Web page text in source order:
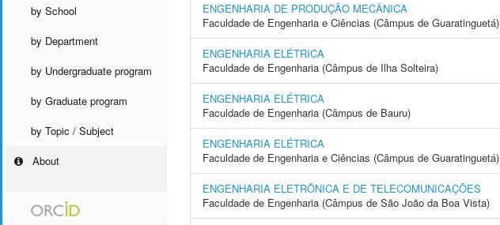
by School
by Department
by Undergraduate program
by Graduate program
by Topic / Subject
About
ENGENHARIA DE PRODUÇÃO MECÂNICA
Faculdade de Engenharia e Ciências (Câmpus de Guaratinguetá)
ENGENHARIA ELÉTRICA
Faculdade de Engenharia (Câmpus de Ilha Solteira)
ENGENHARIA ELÉTRICA
Faculdade de Engenharia (Câmpus de Bauru)
ENGENHARIA ELÉTRICA
Faculdade de Engenharia e Ciências (Câmpus de Guaratinguetá)
ENGENHARIA ELETRÔNICA E DE TELECOMUNICAÇÕES
Faculdade de Engenharia (Câmpus de São João da Boa Vista)